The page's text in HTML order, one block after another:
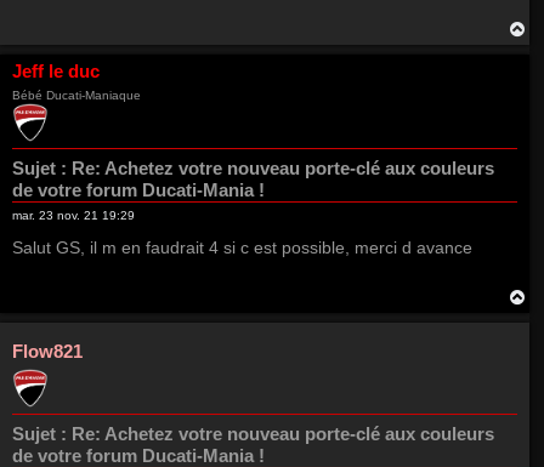
Jeff le duc
Bébé Ducati-Maniaque
Sujet : Re: Achetez votre nouveau porte-clé aux couleurs
de votre forum Ducati-Mania !
mar. 23 nov. 21 19:29
Salut GS, il m en faudrait 4 si c est possible, merci d avance
Flow821
Sujet : Re: Achetez votre nouveau porte-clé aux couleurs
de votre forum Ducati-Mania !